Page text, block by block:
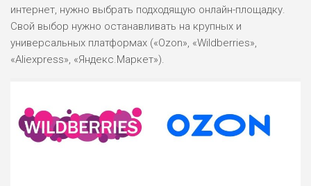
интернет, нужно выбрать подходящую онлайн-площадку.
Свой выбор нужно останавливать на крупных и
универсальных платформах («Ozon», «Wildberries»,
«Aliexpress», «Яндекс.Маркет»).